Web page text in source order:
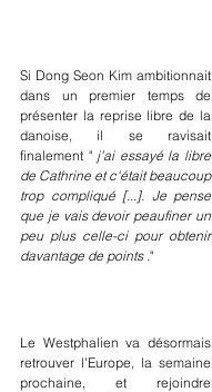
Si Dong Seon Kim ambitionnait
dans un premier temps de
présenter la reprise libre de la
danoise, il se ravisait
finalement " j'ai essayé la libre
de Cathrine et c'était beaucoup
trop compliqué [...]. Je pense
que je vais devoir peaufiner un
peu plus celle-ci pour obtenir
davantage de points . "
Le Westphalien va désormais
retrouver l'Europe, la semaine
prochaine, et rejoindre